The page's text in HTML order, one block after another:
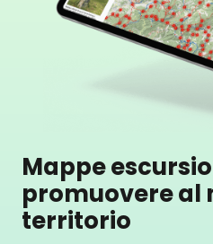
Mappe
promuovere al
territorio